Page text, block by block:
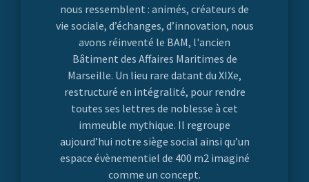
nous ressemblent : animés, créateurs de
vie sociale, d’échanges, d’innovation, nous
avons réinventé le BAM, l'ancien
Bâtiment des Affaires Maritimes de
Marseille. Un lieu rare datant du XIXe,
restructuré en intégralité, pour rendre
toutes ses lettres de noblesse à cet
immeuble mythique. Il regroupe
aujourd’hui notre siège social ainsi qu’un
espace évènementiel de 400 m2 imaginé
comme un concept.